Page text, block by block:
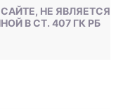
НЕ ЯВЛЯЕТСЯ
В СТ. 407 ГК РБ